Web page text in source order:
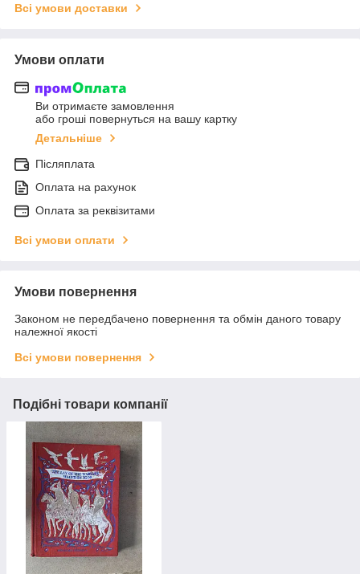
Всі умови доставки
Умови оплати
Ви отримаєте замовлення
або гроші повернуться на вашу картку
Детальніше
Післяплата
Оплата на рахунок
Оплата за реквізитами
Всі умови оплати
Умови повернення
Законом не передбачено повернення та обмін даного товару
належної якості
Всі умови повернення
Подібні товари компанії